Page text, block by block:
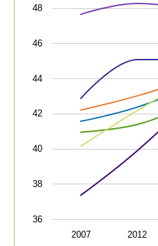
View as data table, Chart
The chart has 1 X axis
The chart has 1 Y axis
2007 2012
36
38
40
42
44
46
48